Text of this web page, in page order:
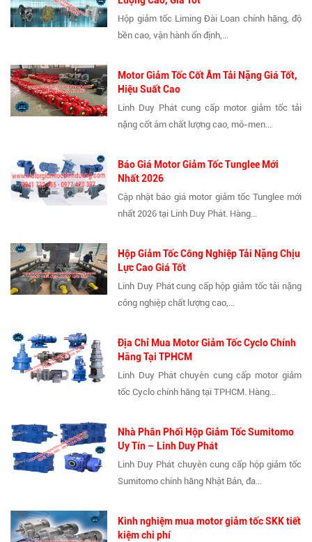
Hộp giảm tốc Liming Đài Loan chính hãng, độ
bền cao, vận hành ổn định,...
Motor Giảm Tốc Cốt Âm Tải Nặng Giá Tốt,
Hiệu Suất Cao
Linh Duy Phát cung cấp motor giảm tốc tải
nặng cốt âm chất lượng cao, mô-men...
Báo Giá Motor Giảm Tốc Tunglee Mới
Nhất 2026
Cập nhật báo giá motor giảm tốc Tunglee mới
nhất 2026 tại Linh Duy Phát. Hàng...
Hộp Giảm Tốc Công Nghiệp Tải Nặng Chịu
Lực Cao Giá Tốt
Linh Duy Phát cung cấp hộp giảm tốc tải nặng
công nghiệp chất lượng cao,...
Địa Chỉ Mua Motor Giảm Tốc Cyclo Chính
Hãng Tại TPHCM
Linh Duy Phát chuyên cung cấp motor giảm
tốc Cyclo chính hãng tại TPHCM. Hàng...
Nhà Phân Phối Hộp Giảm Tốc Sumitomo
Uy Tín – Linh Duy Phát
Linh Duy Phát chuyên cung cấp hộp giảm tốc
Sumitomo chính hãng Nhật Bản, đa...
Kinh nghiệm mua motor giảm tốc SKK tiết
kiệm chi phí